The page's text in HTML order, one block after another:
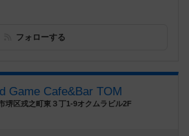
フォローする
Game Cafe&Bar TOM
堺区戎之町東３丁1-9オクムラビル2F